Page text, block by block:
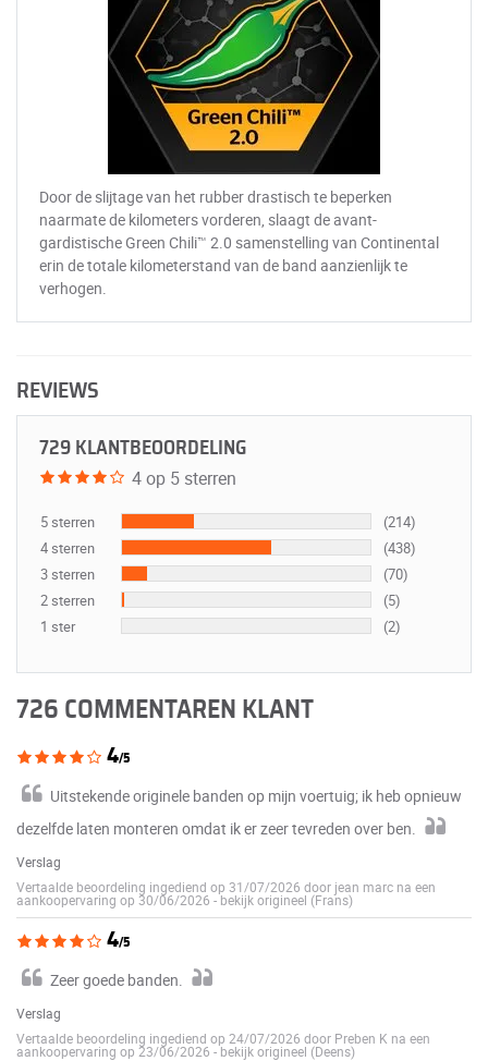
Door de slijtage van het rubber drastisch te beperken
naarmate de kilometers vorderen, slaagt de avant-
gardistische Green Chili™ 2.0 samenstelling van Continental
erin de totale kilometerstand van de band aanzienlijk te
verhogen.
REVIEWS
729 KLANTBEOORDELING
4 op 5 sterren
5 sterren
(214)
4 sterren
(438)
3 sterren
(70)
2 sterren
(5)
1 ster
(2)
726 COMMENTAREN KLANT
4/5
Uitstekende originele banden op mijn voertuig; ik heb opnieuw
dezelfde laten monteren omdat ik er zeer tevreden over ben.
Verslag
Vertaalde beoordeling ingediend op 31/07/2026 door jean marc na een
aankoopervaring op 30/06/2026 -bekijk origineel (Frans)
4/5
Zeer goede banden.
Verslag
Vertaalde beoordeling ingediend op 24/07/2026 door Preben K na een
aankoopervaring op 23/06/2026 -bekijk origineel (Deens)